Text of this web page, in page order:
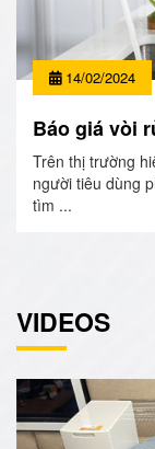
14/02/2024
Báo giá vòi
Trên thị trường
người tiêu dùng
tìm ...
VIDEOS